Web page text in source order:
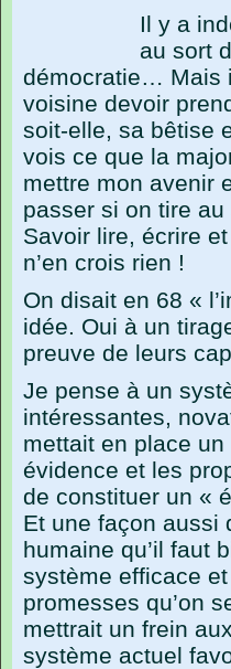
Il y a
au sort
démocratie… Mais
voisine devoir
soit-elle, sa bêtise
vois ce que la
mettre mon avenir
passer si on tire
Savoir lire, écrire
n’en crois rien !
On disait en 68 «
idée. Oui à un
preuve de leurs
Je pense à un
intéressantes,
mettait en place
évidence et les
de constituer un «
Et une façon aussi
humaine qu’il faut
système efficace
promesses qu’on
mettrait un frein
système actuel